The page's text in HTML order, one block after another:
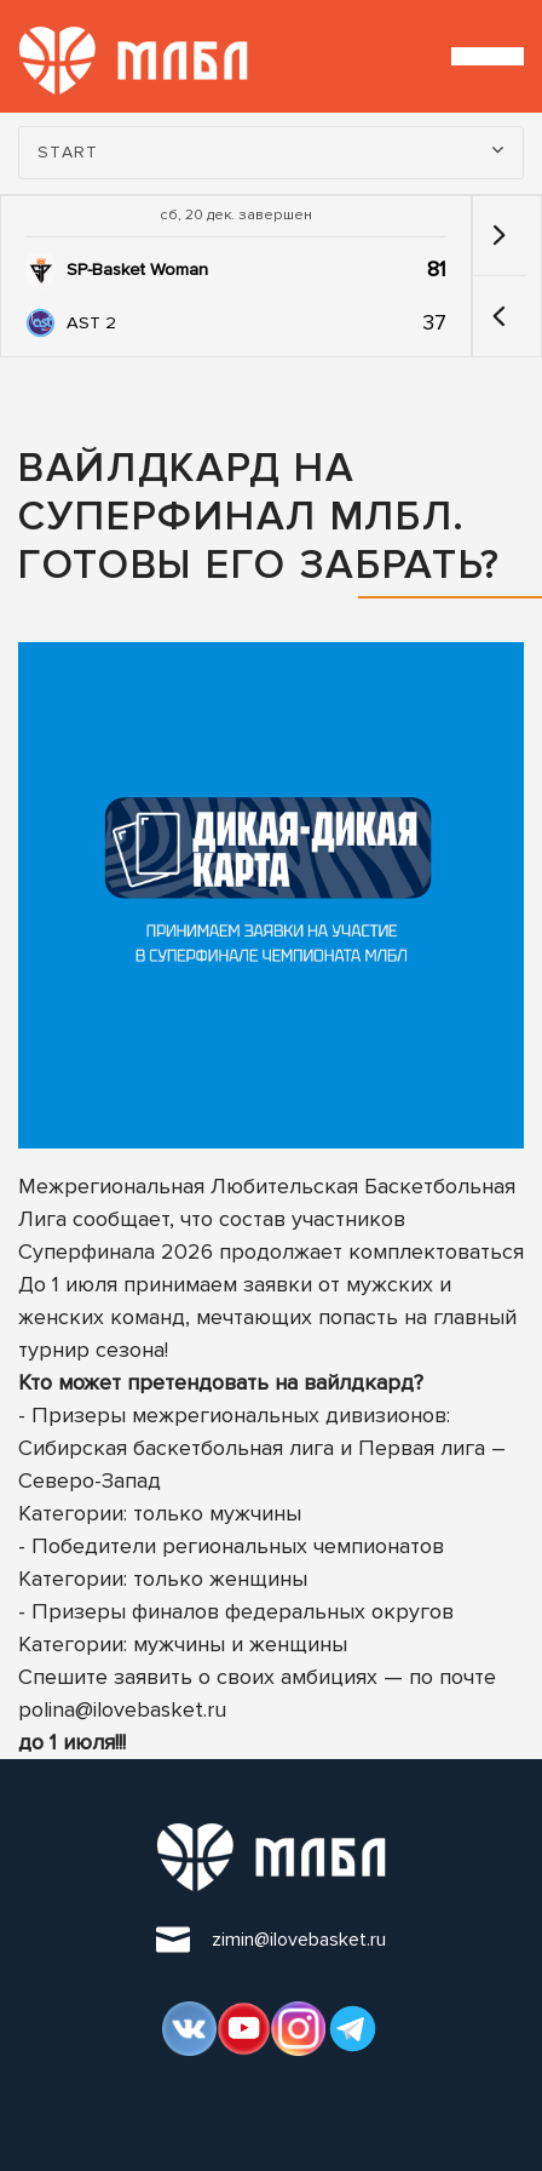
Турнир:
START
сб, 20 дек. завершен
SP-Basket Woman 81
AST 2 37
ВАЙЛДКАРД НА
СУПЕРФИНАЛ МЛБЛ.
ГОТОВЫ ЕГО ЗАБРАТЬ?
Межрегиональная Любительская Баскетбольная
Лига сообщает, что состав участников
Суперфинала 2026 продолжает комплектоваться
До 1 июля принимаем заявки от мужских и
женских команд, мечтающих попасть на главный
турнир сезона!
Кто может претендовать на вайлдкард?
- Призеры межрегиональных дивизионов:
Сибирская баскетбольная лига и Первая лига –
Северо-Запад
Категории: только мужчины
- Победители региональных чемпионатов
Категории: только женщины
- Призеры финалов федеральных округов
Категории: мужчины и женщины
Спешите заявить о своих амбициях — по почте
polina@ilovebasket.ru
до 1 июля!!!
zimin@ilovebasket.ru